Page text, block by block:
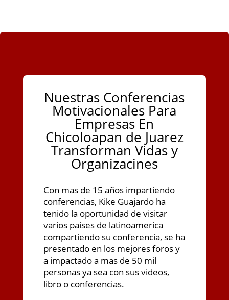
Nuestras Conferencias
Motivacionales Para
Empresas En
Chicoloapan de Juarez
Transforman Vidas y
Organizacines
Con mas de 15 años impartiendo
conferencias, Kike Guajardo ha
tenido la oportunidad de visitar
varios paises de latinoamerica
compartiendo su conferencia, se ha
presentado en los mejores foros y
a impactado a mas de 50 mil
personas ya sea con sus videos,
libro o conferencias.